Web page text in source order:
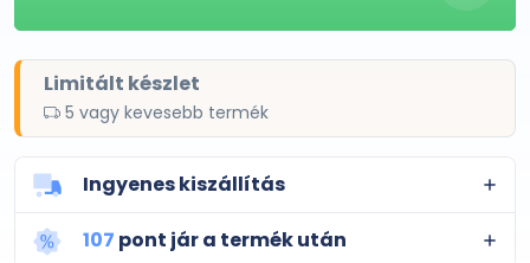
Limitált készlet
5 vagy kevesebb termék
Ingyenes kiszállítás
107 pont jár a termék után